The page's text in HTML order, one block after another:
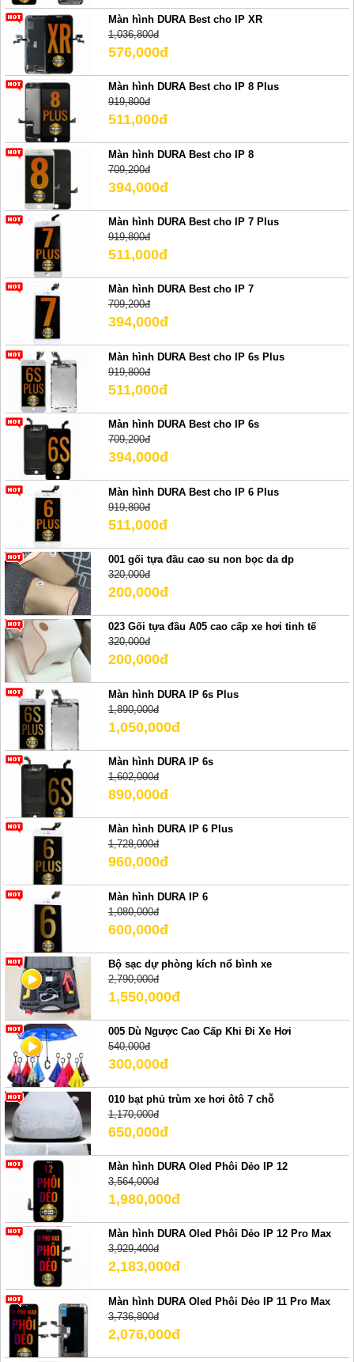
Màn hình DURA Best cho IP XR
1,036,800đ
576,000đ
Màn hình DURA Best cho IP 8 Plus
919,800đ
511,000đ
Màn hình DURA Best cho IP 8
709,200đ
394,000đ
Màn hình DURA Best cho IP 7 Plus
919,800đ
511,000đ
Màn hình DURA Best cho IP 7
709,200đ
394,000đ
Màn hình DURA Best cho IP 6s Plus
919,800đ
511,000đ
Màn hình DURA Best cho IP 6s
709,200đ
394,000đ
Màn hình DURA Best cho IP 6 Plus
919,800đ
511,000đ
001 gối tựa đầu cao su non bọc da dp
320,000đ
200,000đ
023 Gối tựa đầu A05 cao cấp xe hơi tinh tế
320,000đ
200,000đ
Màn hình DURA IP 6s Plus
1,890,000đ
1,050,000đ
Màn hình DURA IP 6s
1,602,000đ
890,000đ
Màn hình DURA IP 6 Plus
1,728,000đ
960,000đ
Màn hình DURA IP 6
1,080,000đ
600,000đ
Bộ sạc dự phòng kích nổ bình xe
2,790,000đ
1,550,000đ
005 Dù Ngược Cao Cấp Khi Đi Xe Hơi
540,000đ
300,000đ
010 bạt phủ trùm xe hơi ôtô 7 chỗ
1,170,000đ
650,000đ
Màn hình DURA Oled Phôi Dẻo IP 12
3,564,000đ
1,980,000đ
Màn hình DURA Oled Phôi Dẻo IP 12 Pro Max
3,929,400đ
2,183,000đ
Màn hình DURA Oled Phôi Dẻo IP 11 Pro Max
3,736,800đ
2,076,000đ